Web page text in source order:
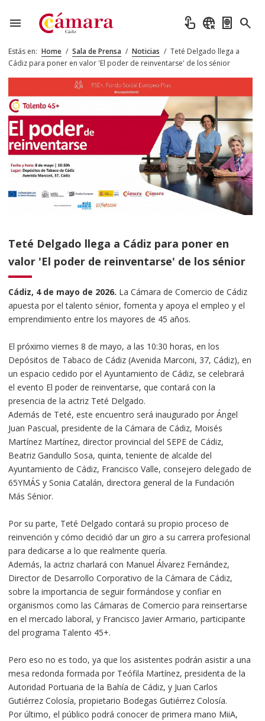
menu touch_app captive_portal passport search
Estás en: Home / Sala de Prensa / Noticias / Teté Delgado llega a
Cádiz para poner en valor 'El poder de reinventarse' de los sénior
Teté Delgado llega a Cádiz para poner en
valor 'El poder de reinventarse' de los sénior
Cádiz, 4 de mayo de 2026. La Cámara de Comercio de Cádiz
apuesta por el talento sénior, fomenta y apoya el empleo y el
emprendimiento entre los mayores de 45 años.
El próximo viernes 8 de mayo, a las 10:30 horas, en los
Depósitos de Tabaco de Cádiz (Avenida Marconi, 37, Cádiz), en
un espacio cedido por el Ayuntamiento de Cádiz, se celebrará
el evento El poder de reinventarse, que contará con la
presencia de la actriz Teté Delgado.
Además de Teté, este encuentro será inaugurado por Ángel
Juan Pascual, presidente de la Cámara de Cádiz, Moisés
Martínez Martínez, director provincial del SEPE de Cádiz,
Beatriz Gandullo Sosa, quinta, teniente de alcalde del
Ayuntamiento de Cádiz, Francisco Valle, consejero delegado de
65YMÁS y Sonia Catalán, directora general de la Fundación
Más Sénior.
Por su parte, Teté Delgado contará su propio proceso de
reinvención y cómo decidió dar un giro a su carrera profesional
para dedicarse a lo que realmente quería.
Además, la actriz charlará con Manuel Álvarez Fernández,
Director de Desarrollo Corporativo de la Cámara de Cádiz,
sobre la importancia de seguir formándose y confiar en
organismos como las Cámaras de Comercio para reinsertarse
en el mercado laboral, y Francisco Javier Armario, participante
del programa Talento 45+.
Pero eso no es todo, ya que los asistentes podrán asistir a una
mesa redonda formada por Teófila Martínez, presidenta de la
Autoridad Portuaria de la Bahía de Cádiz, y Juan Carlos
Gutiérrez Colosía, propietario Bodegas Gutiérrez Colosía.
Por último, el público podrá conocer de primera mano MiiA,